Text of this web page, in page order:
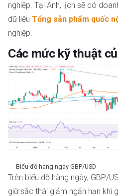
nghiệp. Tại Anh, lịch sẽ có
dữ liệu Tổng sản phẩm quốc
nghiệp.
Các mức kỹ thuật
Biểu đồ hàng ngày GBP/USD
Trên biểu đồ hàng ngày, GBP/
giữ sắc thái giảm ngắn hạn khi